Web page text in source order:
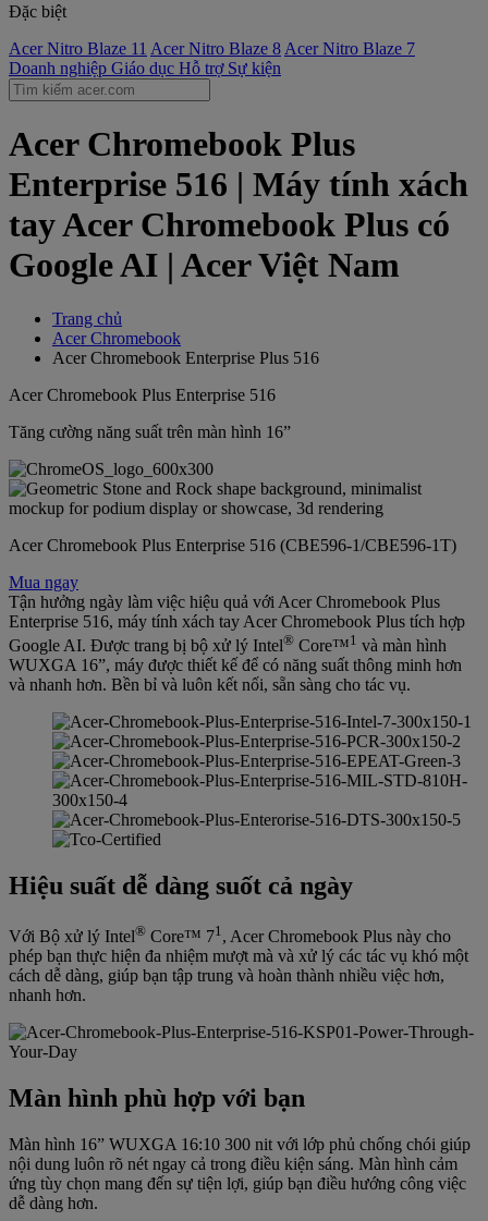
Đặc biệt
Acer Nitro Blaze 11 Acer Nitro Blaze 8 Acer Nitro Blaze 7
Doanh nghiệp Giáo dục Hỗ trợ Sự kiện
Acer Chromebook Plus
Enterprise 516 | Máy tính xách
tay Acer Chromebook Plus có
Google AI | Acer Việt Nam
Trang chủ
Acer Chromebook
Acer Chromebook Enterprise Plus 516
Acer Chromebook Plus Enterprise 516
Tăng cường năng suất trên màn hình 16”
Acer Chromebook Plus Enterprise 516 (CBE596-1/CBE596-1T)
Mua ngay
Tận hưởng ngày làm việc hiệu quả với Acer Chromebook Plus
Enterprise 516, máy tính xách tay Acer Chromebook Plus tích hợp
Google AI. Được trang bị bộ xử lý Intel® Core™1 và màn hình
WUXGA 16”, máy được thiết kế để có năng suất thông minh hơn
và nhanh hơn. Bền bỉ và luôn kết nối, sẵn sàng cho tác vụ.
Hiệu suất dễ dàng suốt cả ngày
Với Bộ xử lý Intel® Core™ 71, Acer Chromebook Plus này cho
phép bạn thực hiện đa nhiệm mượt mà và xử lý các tác vụ khó một
cách dễ dàng, giúp bạn tập trung và hoàn thành nhiều việc hơn,
nhanh hơn.
Màn hình phù hợp với bạn
Màn hình 16” WUXGA 16:10 300 nit với lớp phủ chống chói giúp
nội dung luôn rõ nét ngay cả trong điều kiện sáng. Màn hình cảm
ứng tùy chọn mang đến sự tiện lợi, giúp bạn điều hướng công việc
dễ dàng hơn.